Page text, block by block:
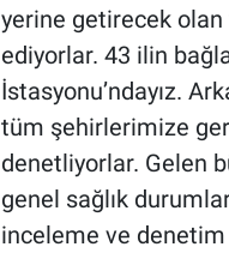
yerine getirecek olan
ediyorlar. 43 ilin
İstasyonu’ndayız.
tüm şehirlerimize
denetliyorlar. Gelen
genel sağlık
inceleme ve denetim